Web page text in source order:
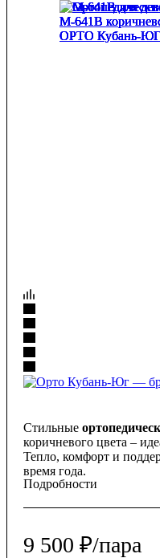
Стильные
коричневого цвета –
Тепло, комфорт и
время года.
Подробности
9 500 ₽/пара